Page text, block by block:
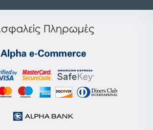
Πληρωμές